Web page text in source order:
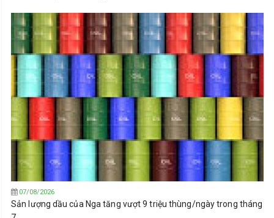
07/08/2026
Sản lượng dầu của Nga tăng vượt 9 triệu thùng/ngày trong tháng